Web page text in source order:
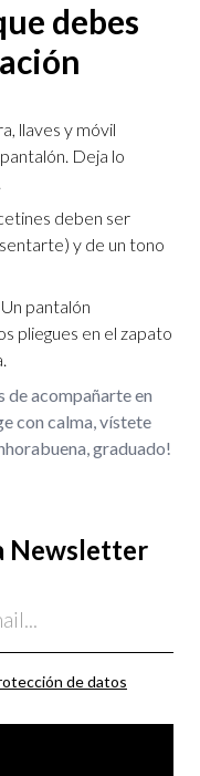
debes
llaves y móvil
Deja lo
deben ser
y de un tono
Un pantalón
pliegues en el zapato
de acompañarte en
con calma, vístete
graduado!
Newsletter
de datos